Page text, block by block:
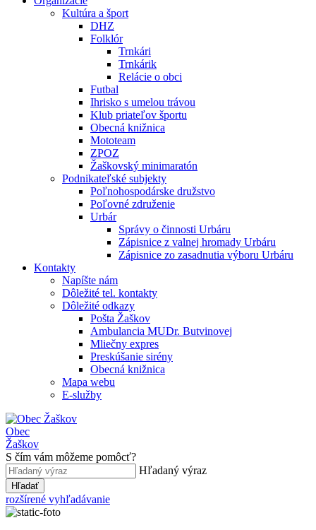
Kultúra a šport
DHZ
Folklór
Trnkári
Trnkárik
Relácie o obci
Futbal
Ihrisko s umelou trávou
Klub priateľov športu
Obecná knižnica
Mototeam
ZPOZ
Žaškovský minimaratón
Podnikateľské subjekty
Poľnohospodárske družstvo
Poľovné združenie
Urbár
Správy o činnosti Urbáru
Zápisnice z valnej hromady Urbáru
Zápisnice zo zasadnutia výboru Urbáru
Kontakty
Napíšte nám
Dôležité tel. kontakty
Dôležité odkazy
Pošta Žaškov
Ambulancia MUDr. Butvinovej
Mliečny expres
Preskúšanie sirény
Obecná knižnica
Mapa webu
E-služby
Obec
Žaškov
S čím vám môžeme pomôcť?
Hľadaný výraz
Hľadať
rozšírené vyhľadávanie